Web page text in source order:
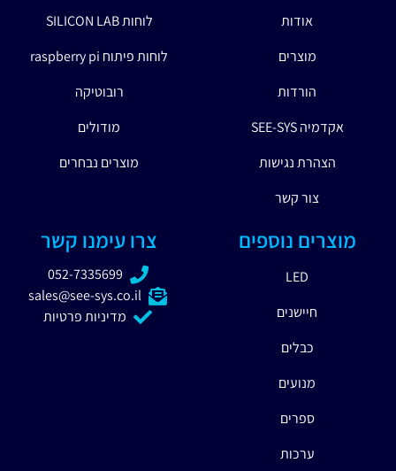
אודות
מוצרים
הורדות
אקדמיה SEE-SYS
הצהרת נגישות
צור קשר
לוחות SILICON LAB
לוחות פיתוח raspberry pi
רובוטיקה
מודולים
מוצרים נבחרים
מוצרים נוספים
LED
חיישנים
כבלים
מנועים
ספרים
ערכות
צרו עימנו קשר
052-7335699
sales@see-sys.co.il
מדיניות פרטיות